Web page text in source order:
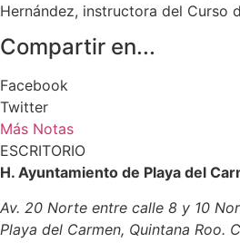
Hernández, instructora del Curso
Compartir en...
Facebook
Twitter
Más Notas
ESCRITORIO
H. Ayuntamiento de Playa del
Av. 20 Norte entre calle 8 y 10
Playa del Carmen, Quintana Roo.